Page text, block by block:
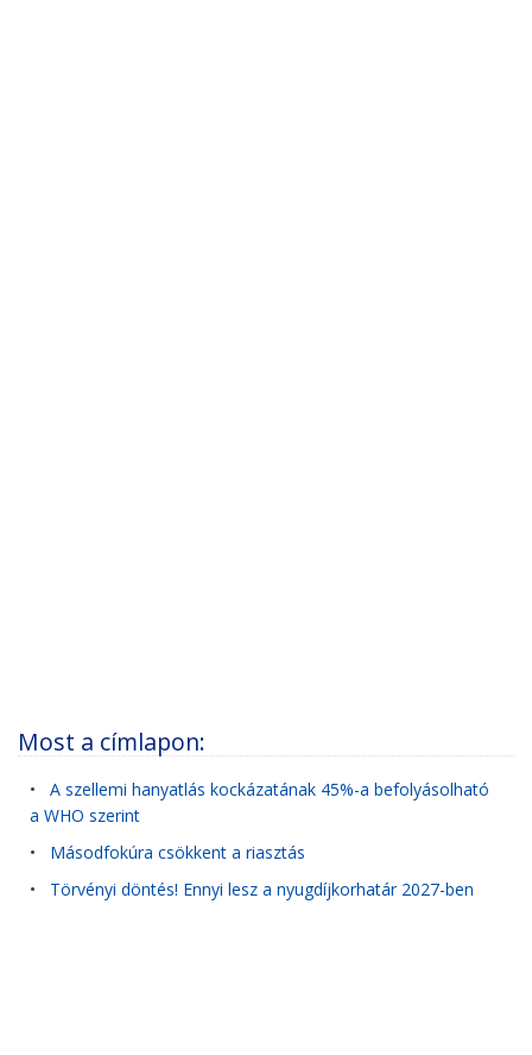
Most a címlapon:
• A szellemi hanyatlás kockázatának 45%-a befolyásolható
a WHO szerint
• Másodfokúra csökkent a riasztás
• Törvényi döntés! Ennyi lesz a nyugdíjkorhatár 2027-ben